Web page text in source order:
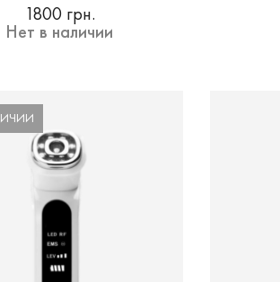
1800 грн.
Нет в наличии